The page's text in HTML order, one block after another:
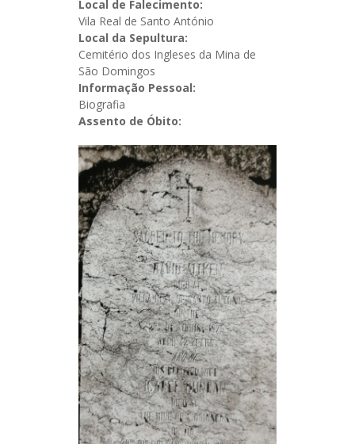
Local de Falecimento:
Vila Real de Santo António
Local da Sepultura:
Cemitério dos Ingleses da Mina de
São Domingos
Informação Pessoal:
Biografia
Assento de Óbito: